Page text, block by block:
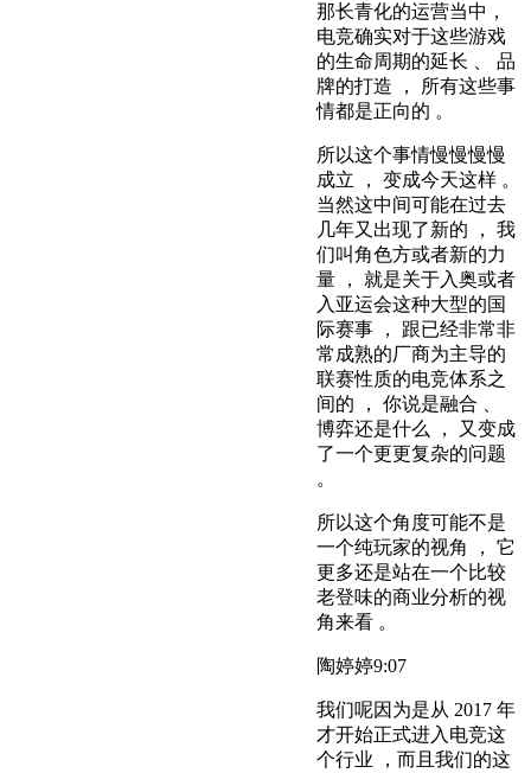
那长青化的运营当中，
电竞确实对于这些游戏
的生命周期的延长 、 品
牌的打造 ， 所有这些事
情都是正向的 。
所以这个事情慢慢慢慢
成立 ， 变成今天这样 。
当然这中间可能在过去
几年又出现了新的 ， 我
们叫角色方或者新的力
量 ， 就是关于入奥或者
入亚运会这种大型的国
际赛事 ， 跟已经非常非
常成熟的厂商为主导的
联赛性质的电竞体系之
间的 ， 你说是融合 、
博弈还是什么 ， 又变成
了一个更更复杂的问题
。
所以这个角度可能不是
一个纯玩家的视角 ， 它
更多还是站在一个比较
老登味的商业分析的视
角来看 。
陶婷婷9:07
我们呢因为是从 2017 年
才开始正式进入电竞这
个行业 ，而且我们的这